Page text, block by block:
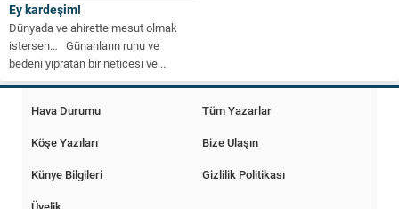
Ey kardeşim!
Dünyada ve ahirette mesut olmak
istersen… Günahların ruhu ve
bedeni yıpratan bir neticesi ve...
Hava Durumu
Tüm Yazarlar
Köşe Yazıları
Bize Ulaşın
Künye Bilgileri
Gizlilik Politikası